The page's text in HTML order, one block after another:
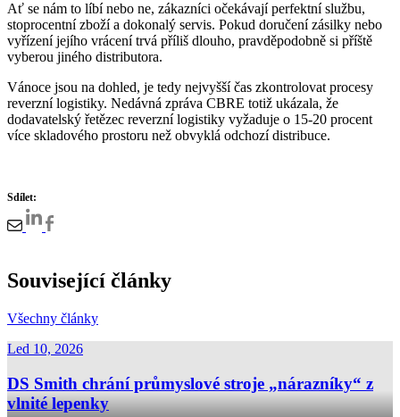
Ať se nám to líbí nebo ne, zákazníci očekávají perfektní službu,
stoprocentní zboží a dokonalý servis. Pokud doručení zásilky nebo
vyřízení jejího vrácení trvá příliš dlouho, pravděpodobně si příště
vyberou jiného distributora.
Vánoce jsou na dohled, je tedy nejvyšší čas zkontrolovat procesy
reverzní logistiky. Nedávná zpráva CBRE totiž ukázala, že
dodavatelský řetězec reverzní logistiky vyžaduje o 15-20 procent
více skladového prostoru než obvyklá odchozí distribuce.
Sdílet:
Související články
Všechny články
Led 10, 2026
DS Smith chrání průmyslové stroje „nárazníky“ z
vlnité lepenky